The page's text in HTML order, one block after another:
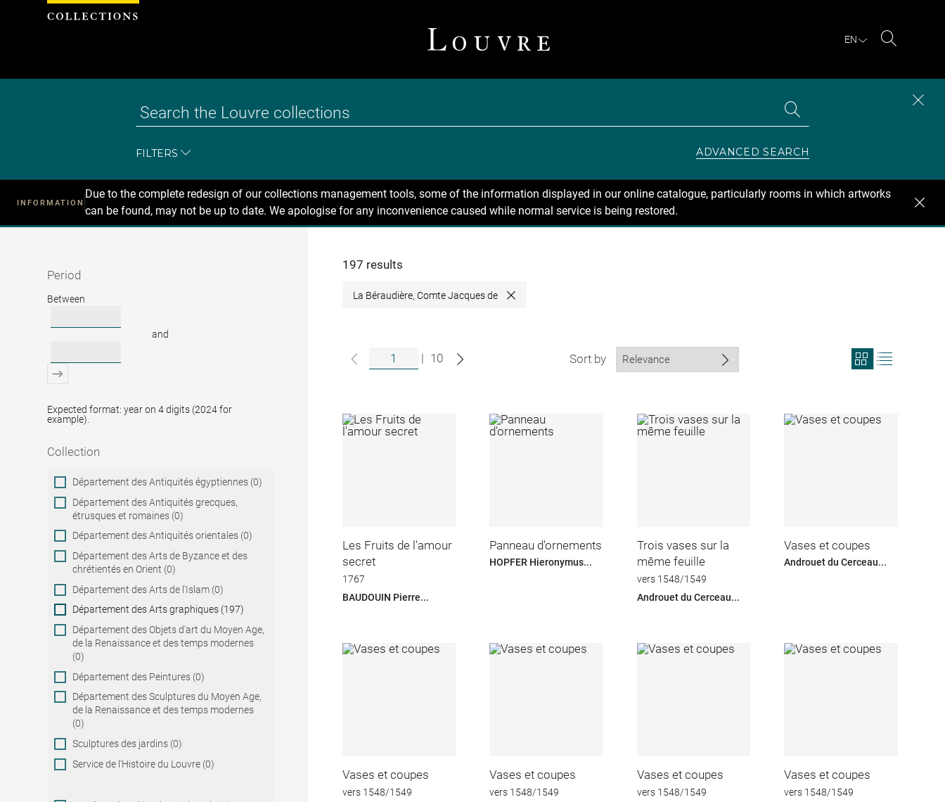
EN
FILTERS ADVANCED SEARCH
INFORMATION
Due to the complete redesign of our collections management tools, some of the information displayed in our online catalogue, particularly rooms in which artworks
can be found, may not be up to date. We apologise for any inconvenience caused while normal service is being restored.
Recherche
Period
Period
Between
and
Expected format: year on 4 digits (2024 for
example).
Collection
Collection
Département des Antiquités égyptiennes (0)
Département des Antiquités grecques,
étrusques et romaines (0)
Département des Antiquités orientales (0)
Département des Arts de Byzance et des
chrétientés en Orient (0)
Département des Arts de l'Islam (0)
Département des Arts graphiques (197)
Département des Objets d'art du Moyen Age,
de la Renaissance et des temps modernes
(0)
Département des Peintures (0)
Département des Sculptures du Moyen Age,
de la Renaissance et des temps modernes
(0)
Sculptures des jardins (0)
Service de l'Histoire du Louvre (0)
197 results
La Béraudière, Comte Jacques de Close
| 10 Sort by
View
search
Les Fruits de l'amour
secret
1767
BAUDOUIN Pierre...
Panneau d'ornements
HOPFER Hieronymus...
Trois vases sur la
même feuille
vers 1548/1549
Androuet du Cerceau...
Vases et coupes
Androuet du Cerceau...
Vases et coupes
vers 1548/1549
Vases et coupes
vers 1548/1549
Vases et coupes
vers 1548/1549
Vases et coupes
vers 1548/1549
Cookies management panel